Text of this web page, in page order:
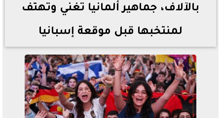
بالآلاف، جماهير ألمانيا تغني وتهتف
لمنتخبها قبل موقعة إسبانيا